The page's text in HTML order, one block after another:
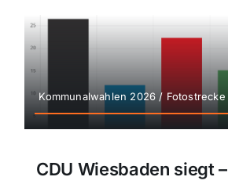
Kommunalwahlen 2026 / Fotostrecke
CDU Wiesbaden siegt –